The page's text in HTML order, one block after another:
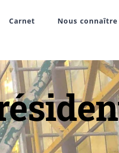
Carnet Nous connaître